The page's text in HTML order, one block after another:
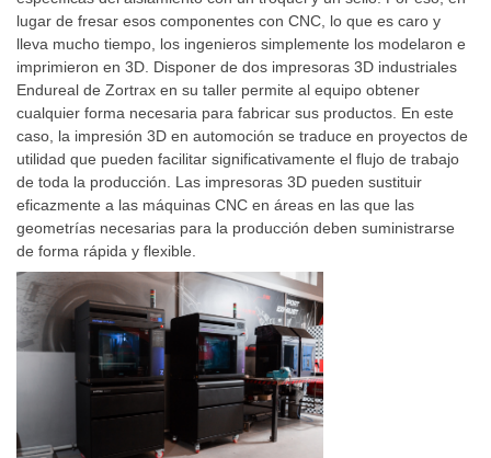
lugar de fresar esos componentes con CNC, lo que es caro y
lleva mucho tiempo, los ingenieros simplemente los modelaron e
imprimieron en 3D. Disponer de dos impresoras 3D industriales
Endureal de Zortrax en su taller permite al equipo obtener
cualquier forma necesaria para fabricar sus productos. En este
caso, la impresión 3D en automoción se traduce en proyectos de
utilidad que pueden facilitar significativamente el flujo de trabajo
de toda la producción. Las impresoras 3D pueden sustituir
eficazmente a las máquinas CNC en áreas en las que las
geometrías necesarias para la producción deben suministrarse
de forma rápida y flexible.